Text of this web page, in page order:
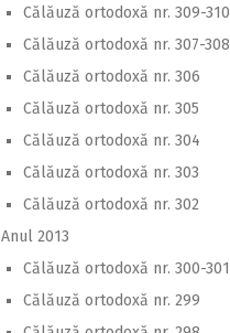
Călăuză ortodoxă nr. 309-310
Călăuză ortodoxă nr. 307-308
Călăuză ortodoxă nr. 306
Călăuză ortodoxă nr. 305
Călăuză ortodoxă nr. 304
Călăuză ortodoxă nr. 303
Călăuză ortodoxă nr. 302
Anul 2013
Călăuză ortodoxă nr. 300-301
Călăuză ortodoxă nr. 299